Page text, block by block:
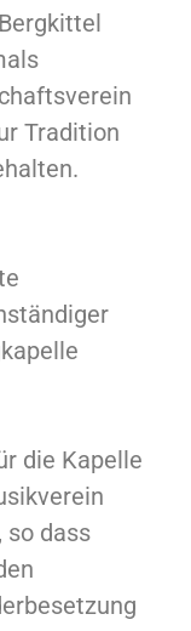
Tradition
die Kapelle
so dass